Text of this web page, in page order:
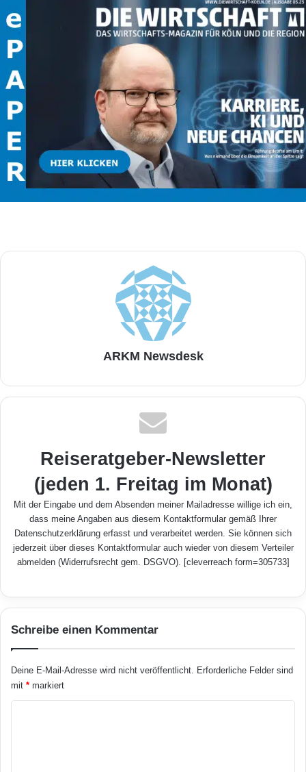
ARKM Newsdesk
Reiseratgeber-Newsletter
(jeden 1. Freitag im Monat)
Mit der Eingabe und dem Absenden meiner Mailadresse willige ich ein,
dass meine Angaben aus diesem Kontaktformular gemäß Ihrer
Datenschutzerklärung erfasst und verarbeitet werden. Sie können sich
jederzeit über dieses Kontaktformular auch wieder von diesem Verteiler
abmelden (Widerrufsrecht gem. DSGVO). [cleverreach form=305733]
Schreibe einen Kommentar
Deine E-Mail-Adresse wird nicht veröffentlicht.
Erforderliche Felder sind
mit * markiert